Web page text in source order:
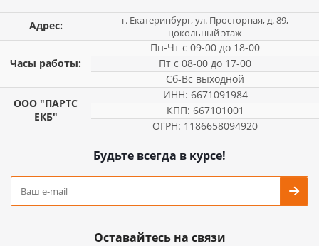
Адрес:
г. Екатеринбург, ул. Просторная, д. 89,
цокольный этаж
Часы работы:
Пн-Чт с 09-00 до 18-00
Пт с 08-00 до 17-00
Сб-Вс выходной
ООО "ПАРТС
ЕКБ"
ИНН: 6671091984
КПП: 667101001
ОГРН: 1186658094920
Будьте всегда в курсе!
Оставайтесь на связи